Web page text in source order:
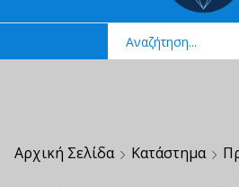
Αρχική Σελίδα Κατάστημα